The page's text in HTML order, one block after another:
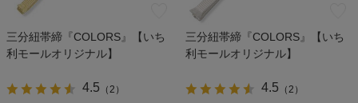
三分紐帯締『COLORS』【いち
利モールオリジナル】
4.5 （2 ）
三分紐帯締『COLORS』【いち
利モールオリジナル】
4.5 （2 ）